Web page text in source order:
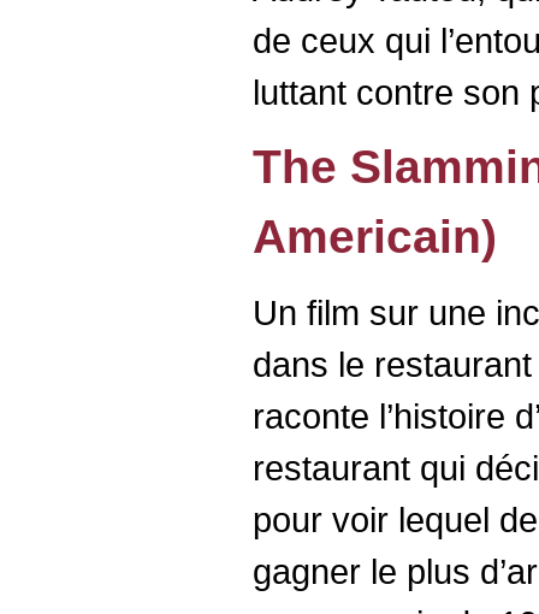
de ceux qui
luttant contre son
The
Americain)
Un film sur une
dans le
raconte l’histoire
restaurant qui
pour voir lequel
gagner le plus